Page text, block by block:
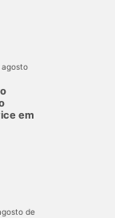
em
de